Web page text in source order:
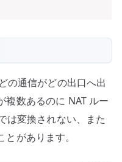
の通信がどの出口へ出
複数あるのに NAT ルー
は変換されない、また
があります。